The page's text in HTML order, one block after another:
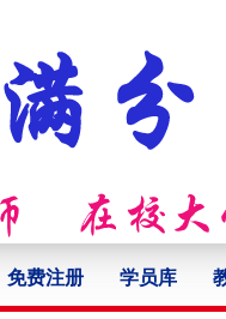
免费注册 学员库